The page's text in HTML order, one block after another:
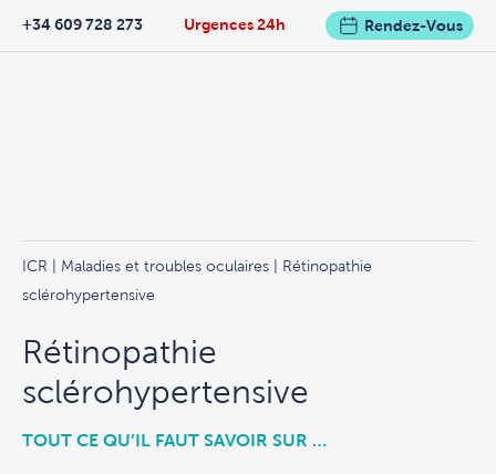
Urgences 24h
+34 609 728 273 Rendez-Vous
ICR Maladies et troubles oculaires | Rétinopathie
sclérohypertensive
Rétinopathie
sclérohypertensive
TOUT CE QU’IL FAUT SAVOIR SUR …